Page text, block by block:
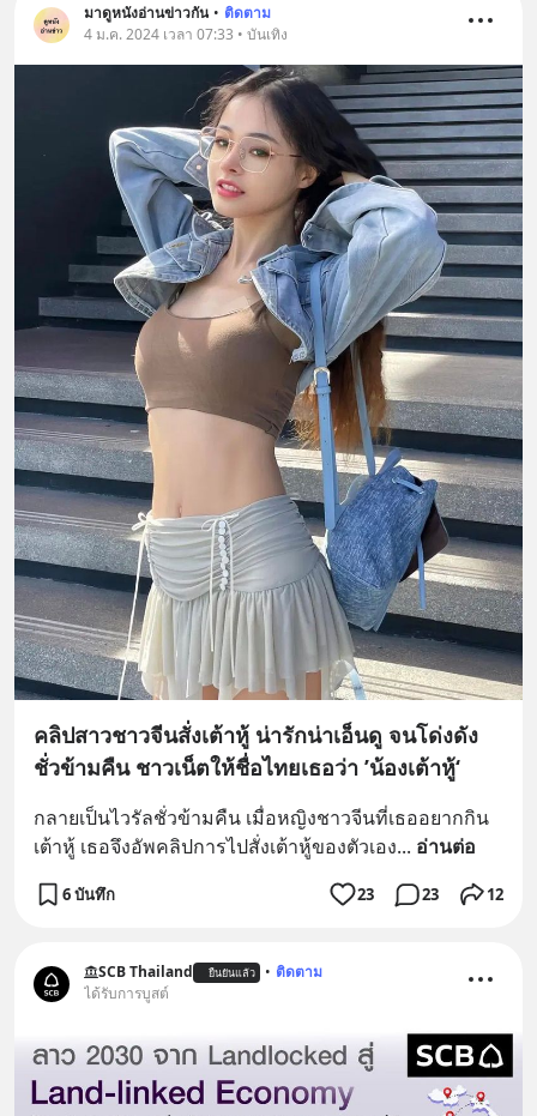
มาดูหนังอ่านข่าวกัน • ติดตาม
4 ม.ค. 2024 เวลา 07:33 • บันเทิง
คลิปสาวชาวจีนสั่งเต้าหู้ น่ารักน่าเอ็นดู จนโด่งดัง
ชั่วข้ามคืน ชาวเน็ตให้ชื่อไทยเธอว่า ’น้องเต้าหู้‘
กลายเป็นไวรัลชั่วข้ามคืน เมื่อหญิงชาวจีนที่เธออยากกิน
เต้าหู้ เธอจึงอัพคลิปการไปสั่งเต้าหู้ของตัวเอง... อ่านต่อ
6 บันทึก 23 23 12
SCB Thailand ยืนยันแล้ว • ติดตาม
ได้รับการบูสต์